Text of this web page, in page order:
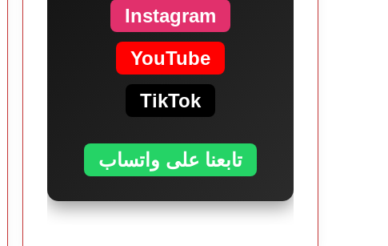
Instagram
YouTube
TikTok
تابعنا على واتساب